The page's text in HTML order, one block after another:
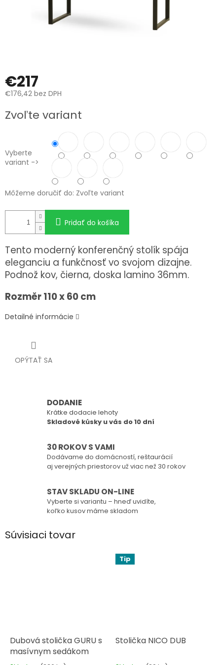
€217
€176,42 bez DPH
cena:
Zvoľte variant
Vyberte
variant ->
Môžeme doručiť do: Zvoľte variant
Pridať do košíka
Tento moderný konferenčný stolík spája
eleganciu a funkčnosť vo svojom dizajne.
Podnož kov, čierna, doska lamino 36mm.
Rozměr 110 x 60 cm
Detailné informácie
OPÝTAŤ SA
DODANIE
Krátke dodacie lehoty
Skladové kúsky u vás do 10 dní
30 ROKOV S VAMI
Dodávame do domácností, reštaurácií
aj verejných priestorov už viac než 30 rokov
STAV SKLADU ON-LINE
Vyberte si variantu – hneď uvidíte,
koľko kusov máme skladom
Súvisiaci tovar
Dubová stolička GURU s
masívnym sedákom
Tip
Stolička NICO DUB